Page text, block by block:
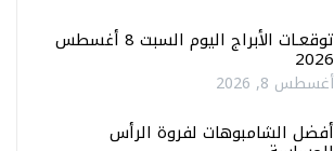
توقعـات الأبراج اليوم السبت 8 أغسطس
2026
أغسطس 8, 2026
أفضل الشامبوهات لفروة الرأس